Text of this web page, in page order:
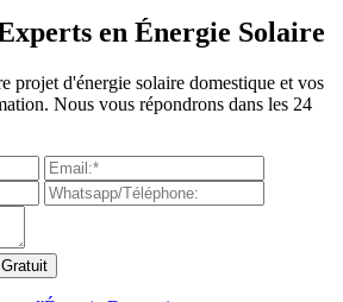
en Énergie Solaire
projet d'énergie solaire domestique et vos
Nous vous répondrons dans les 24